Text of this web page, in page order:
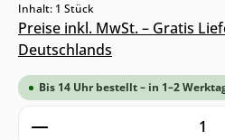
Inhalt: 1 Stück
Preise inkl. MwSt. – Gratis
Deutschlands
Bis 14 Uhr bestellt – in 1–2
Produkt Anzahl: